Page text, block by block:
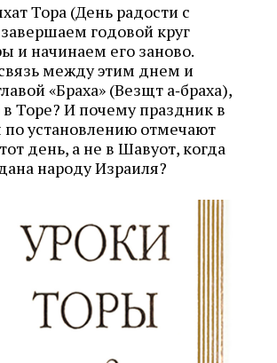
Тора (День радости с
годовой круг
и начинаем его заново.
между этим днем и
«Браха» (Везщт а‑браха),
Торе? И почему праздник в
по установлению отмечают
день, а не в Шавуот, когда
народу Израиля?